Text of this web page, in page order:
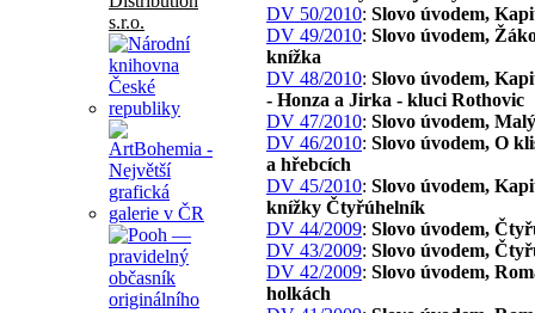
DV 50/2010: Slovo úvodem,
DV 49/2010: Slovo úvodem,
knížka
DV 48/2010: Slovo úvodem,
- Honza a Jirka - kluci Rothovic
DV 47/2010: Slovo úvodem,
DV 46/2010: Slovo úvodem, O
a hřebcích
DV 45/2010: Slovo úvodem,
knížky Čtyřúhelník
DV 44/2009: Slovo úvodem,
DV 43/2009: Slovo úvodem,
DV 42/2009: Slovo úvodem,
holkách